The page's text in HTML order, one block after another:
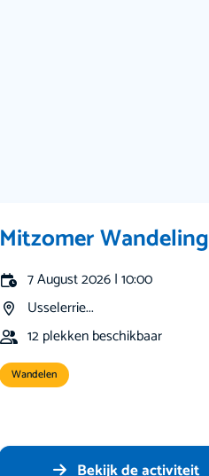
Mitzomer Wandeling
7 August 2026 | 10:00
Usselerrie...
12 plekken beschikbaar
Wandelen
Bekijk de activiteit